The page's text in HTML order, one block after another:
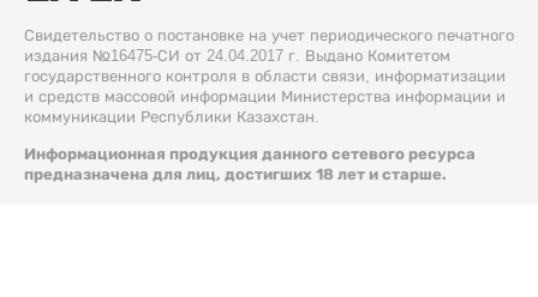
Свидетельство о постановке на учет периодического печатного
издания №16475-СИ от 24.04.2017 г. Выдано Комитетом
государственного контроля в области связи, информатизации
и средств массовой информации Министерства информации и
коммуникации Республики Казахстан.
Информационная продукция данного сетевого ресурса
предназначена для лиц, достигших 18 лет и старше.